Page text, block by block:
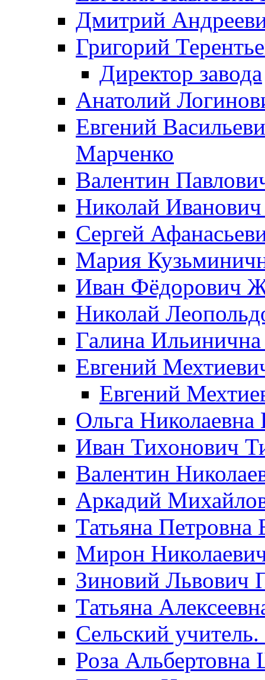
Дмитрий
Григорий
Директор завода
Анатолий
Евгений
Марченко
Валентин
Николай Иванович
Сергей
Мария
Иван Фёдорович
Николай
Галина
Евгений
Евгений
Ольга Николаевна
Иван Тихонович
Валентин
Аркадий
Татьяна Петровна
Мирон
Зиновий Львович
Татьяна
Сельский
Роза